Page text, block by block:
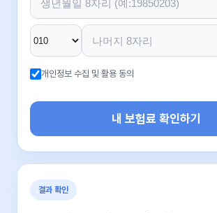
개인정보 수집 및 활용 동의
내 보험료 확인하기
결과 확인